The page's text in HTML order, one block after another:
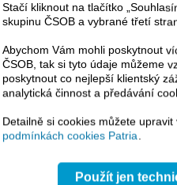
AD index - vývoj
Region
Stačí kliknout na tlačítko
skupinu ČSOB a vybrané třetí
Abychom Vám mohli poskytnout
ČSOB, tak si tyto údaje můžeme
poskytnout co nejlepší klientský
analytická činnost a předávání
Detailně si cookies můžete
podmínkách cookies Patria.
Použít jen